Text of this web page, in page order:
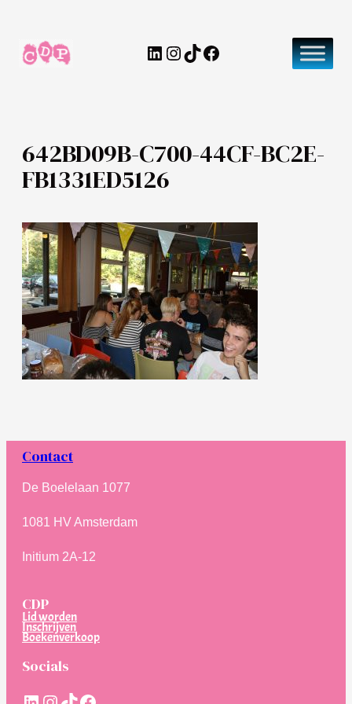
naar
LinkedIn
Instagram
TikTok
Facebook
642BD09B-C700-44CF-BC2E-
FB1331ED5126
Contact
De Boelelaan 1077
1081 HV Amsterdam
Initium 2A-12
CDP
Lid worden
Inschrijven
Boekenverkoop
Socials